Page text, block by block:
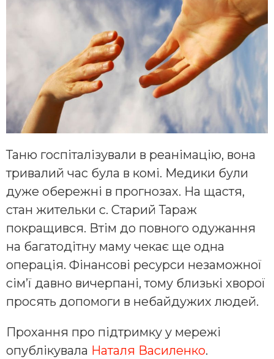
Таню госпіталізували в реанімацію, вона
тривалий час була в комі. Медики були
дуже обережні в прогнозах. На щастя,
стан жительки с. Старий Тараж
покращився. Втім до повного одужання
на багатодітну маму чекає ще одна
операція. Фінансові ресурси незаможної
сім’ї давно вичерпані, тому близькі хворої
просять допомоги в небайдужих людей.
Прохання про підтримку у мережі
опублікувала Наталя Василенко.